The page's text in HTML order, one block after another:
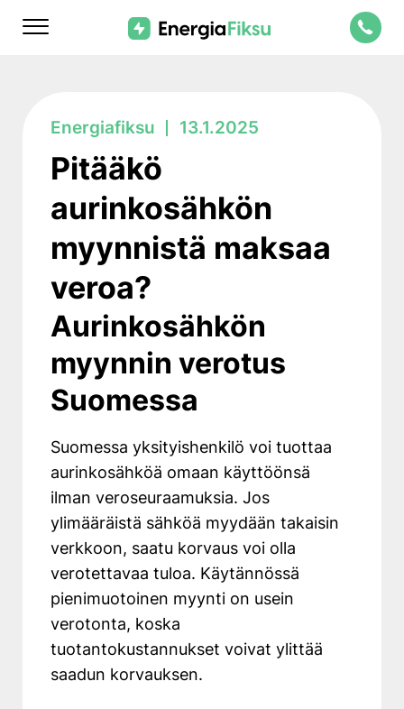
content
Energiafiksu
Pitääkö
aurinkosähkön
myynnistä maksaa
veroa?
Aurinkosähkön
myynnin verotus
Suomessa
Suomessa yksityishenkilö voi tuottaa
aurinkosähköä omaan käyttöönsä
ilman veroseuraamuksia. Jos
ylimääräistä sähköä myydään takaisin
verkkoon, saatu korvaus voi olla
verotettavaa tuloa. Käytännössä
pienimuotoinen myynti on usein
verotonta, koska
tuotantokustannukset voivat ylittää
saadun korvauksen.